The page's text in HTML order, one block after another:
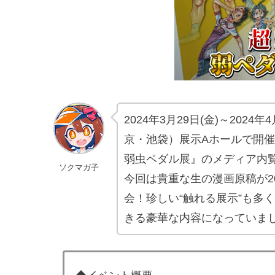
ソクマガ子
2024年3月29日(金)～2024年
京・池袋）展示Aホールで開
弱虫ペダル展』のメディア内
今回は貴重な生の漫画原稿が
会！珍しい“触れる展示”も多
きる豪華な内容になっていま